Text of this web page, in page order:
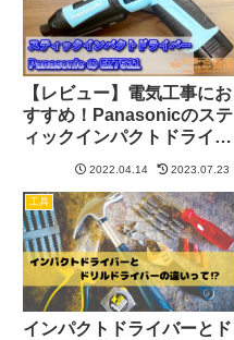
【レビュー】電気工事にお
すすめ！Panasonicのステ
ィックインパクトドライバ
2022.04.14 2023.07.23
工具
インパクトドライバーとド